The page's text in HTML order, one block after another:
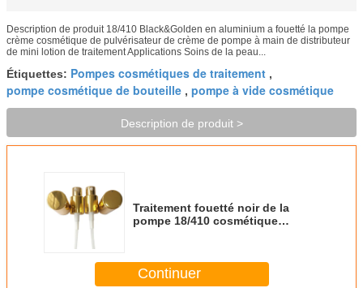
Description de produit 18/410 Black&Golden en aluminium a fouetté la pompe
crème cosmétique de pulvérisateur de crème de pompe à main de distributeur
de mini lotion de traitement Applications Soins de la peau...
Étiquettes: Pompes cosmétiques de traitement ,
pompe cosmétique de bouteille , pompe à vide cosmétique
Description de produit >
Traitement fouetté noir de la
pompe 18/410 cosmétique
Continuer